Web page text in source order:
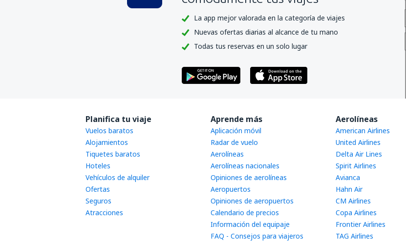
La app mejor valorada en la categoría de viajes
Nuevas ofertas diarias al alcance de tu mano
Todas tus reservas en un solo lugar
Planifica tu viaje
Vuelos baratos
Alojamientos
Tiquetes baratos
Hoteles
Vehículos de alquiler
Ofertas
Seguros
Atracciones
Aprende más
Aplicación móvil
Radar de vuelo
Aerolíneas
Aerolíneas nacionales
Opiniones de aerolíneas
Aeropuertos
Opiniones de aeropuertos
Calendario de precios
Información del equipaje
FAQ - Consejos para viajeros
Aerolíneas
American Airlines
United Airlines
Delta Air Lines
Spirit Airlines
Avianca
Hahn Air
CM Airlines
Copa Airlines
Frontier Airlines
TAG Airlines